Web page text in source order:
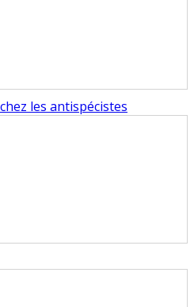
les antispécistes